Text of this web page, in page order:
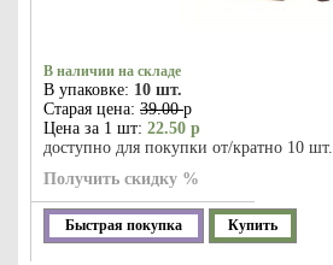
В наличии на складе
В упаковке: 10 шт.
Старая цена: 39.00р
Цена за 1 шт: 22.50 р
доступно для покупки от/кратно 10 шт.
Получить скидку %
Быстрая покупка Купить